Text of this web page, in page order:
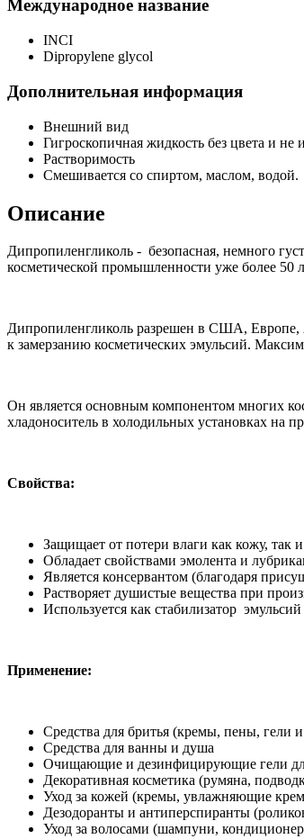
Международное название
INCI
Dipropylene glycol
Дополнительная информация
Внешний вид
Гигроскопичная жидкость без цвета и не
Растворимость
Смешивается со спиртом, маслом, водой.
Описание
Дипропиленгликоль - безопасная, немного
косметической промышленности уже более 50
Дипропиленгликоль разрешен в США, Европе,
к замерзанию косметических эмульсий.
Он является основным компонентом многих
хладоноситель в холодильных установках на
Свойства:
Защищает от потери влаги как кожу, так
Обладает свойствами эмолента и
Является консервантом (благодаря
Растворяет душистые вещества при
Используется как стабилизатор эмульсий
Применение:
Средства для бритья (кремы, пены, гели
Средства для ванны и душа
Очищающие и дезинфицирующие гели
Декоративная косметика (румяна,
Уход за кожей (кремы, увлажняющие
Дезодоранты и антиперспиранты
Уход за волосами (шампуни,